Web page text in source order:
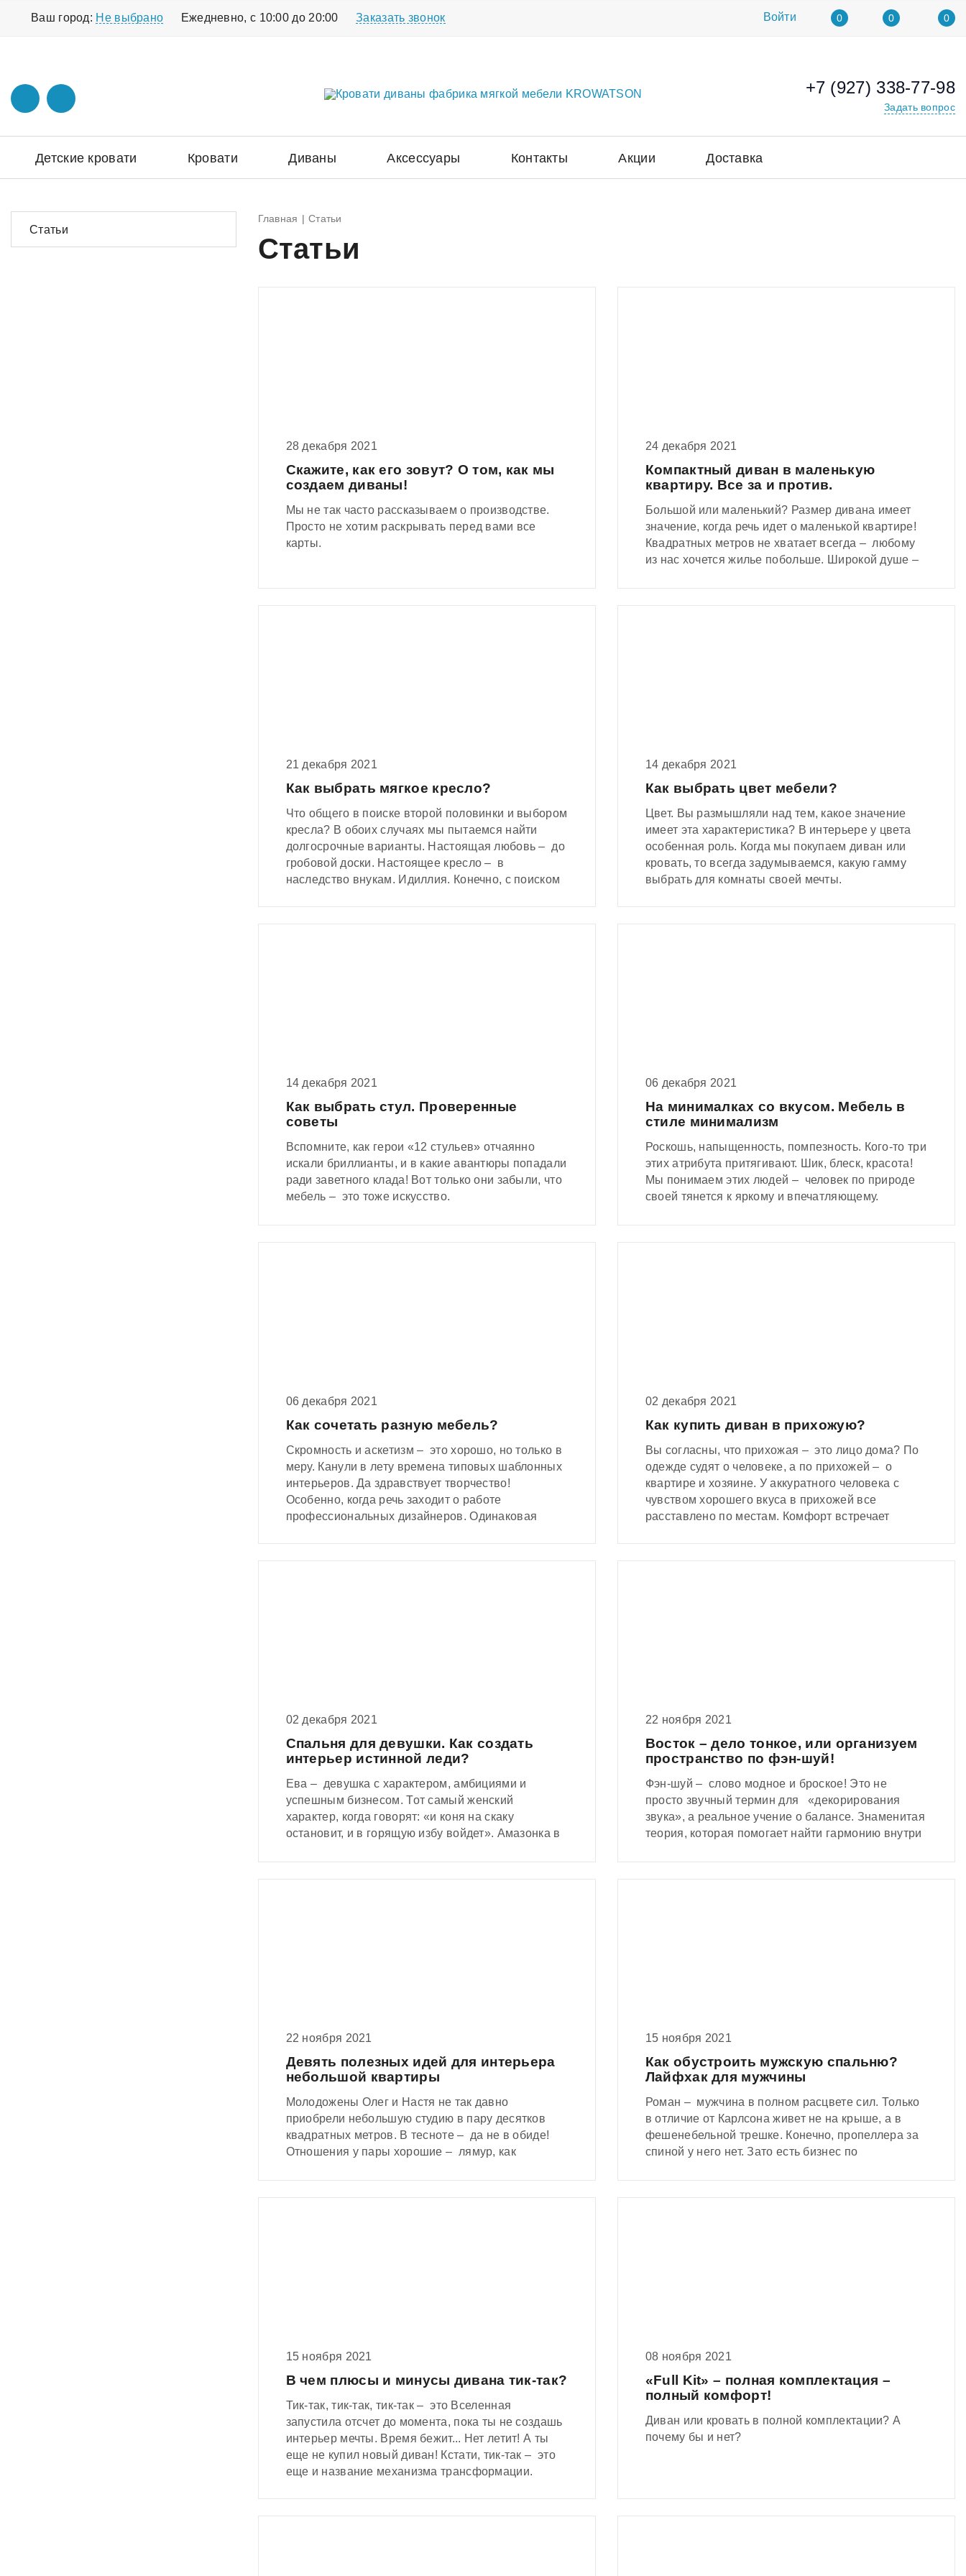
Ваш город: Не выбрано Ежедневно, с 10:00 до 20:00 Заказать звонок Войти 0 0 0
+7 (927) 338-77-98
Задать вопрос
Детские кровати Кровати Диваны Аксессуары Контакты Акции Доставка
Главная Статьи
Статьи
28 декабря 2021
Скажите, как его зовут? О том, как мы
создаем диваны!
Мы не так часто рассказываем о производстве.
Просто не хотим раскрывать перед вами все
карты.
24 декабря 2021
Компактный диван в маленькую
квартиру. Все за и против.
Большой или маленький? Размер дивана имеет
значение, когда речь идет о маленькой квартире!
Квадратных метров не хватает всегда – любому
из нас хочется жилье побольше. Широкой душе –
21 декабря 2021
Как выбрать мягкое кресло?
Что общего в поиске второй половинки и выбором
кресла? В обоих случаях мы пытаемся найти
долгосрочные варианты. Настоящая любовь – до
гробовой доски. Настоящее кресло – в
наследство внукам. Идиллия. Конечно, с поиском
14 декабря 2021
Как выбрать цвет мебели?
Цвет. Вы размышляли над тем, какое значение
имеет эта характеристика? В интерьере у цвета
особенная роль. Когда мы покупаем диван или
кровать, то всегда задумываемся, какую гамму
выбрать для комнаты своей мечты.
14 декабря 2021
Как выбрать стул. Проверенные
советы
Вспомните, как герои «12 стульев» отчаянно
искали бриллианты, и в какие авантюры попадали
ради заветного клада! Вот только они забыли, что
мебель – это тоже искусство.
06 декабря 2021
На минималках со вкусом. Мебель в
стиле минимализм
Роскошь, напыщенность, помпезность. Кого-то три
этих атрибута притягивают. Шик, блеск, красота!
Мы понимаем этих людей – человек по природе
своей тянется к яркому и впечатляющему.
06 декабря 2021
Как сочетать разную мебель?
Скромность и аскетизм – это хорошо, но только в
меру. Канули в лету времена типовых шаблонных
интерьеров. Да здравствует творчество!
Особенно, когда речь заходит о работе
профессиональных дизайнеров. Одинаковая
02 декабря 2021
Как купить диван в прихожую?
Вы согласны, что прихожая – это лицо дома? По
одежде судят о человеке, а по прихожей – о
квартире и хозяине. У аккуратного человека с
чувством хорошего вкуса в прихожей все
расставлено по местам. Комфорт встречает
02 декабря 2021
Спальня для девушки. Как создать
интерьер истинной леди?
Ева – девушка с характером, амбициями и
успешным бизнесом. Тот самый женский
характер, когда говорят: «и коня на скаку
остановит, и в горящую избу войдет». Амазонка в
22 ноября 2021
Восток – дело тонкое, или организуем
пространство по фэн-шуй!
Фэн-шуй – слово модное и броское! Это не
просто звучный термин для «декорирования
звука», а реальное учение о балансе. Знаменитая
теория, которая помогает найти гармонию внутри
22 ноября 2021
Девять полезных идей для интерьера
небольшой квартиры
Молодожены Олег и Настя не так давно
приобрели небольшую студию в пару десятков
квадратных метров. В тесноте – да не в обиде!
Отношения у пары хорошие – лямур, как
15 ноября 2021
Как обустроить мужскую спальню?
Лайфхак для мужчины
Роман – мужчина в полном расцвете сил. Только
в отличие от Карлсона живет не на крыше, а в
фешенебельной трешке. Конечно, пропеллера за
спиной у него нет. Зато есть бизнес по
15 ноября 2021
В чем плюсы и минусы дивана тик-так?
Тик-так, тик-так, тик-так – это Вселенная
запустила отсчет до момента, пока ты не создашь
интерьер мечты. Время бежит... Нет летит! А ты
еще не купил новый диван! Кстати, тик-так – это
еще и название механизма трансформации.
08 ноября 2021
«Full Kit» – полная комплектация –
полный комфорт!
Диван или кровать в полной комплектации? А
почему бы и нет?
Статьи